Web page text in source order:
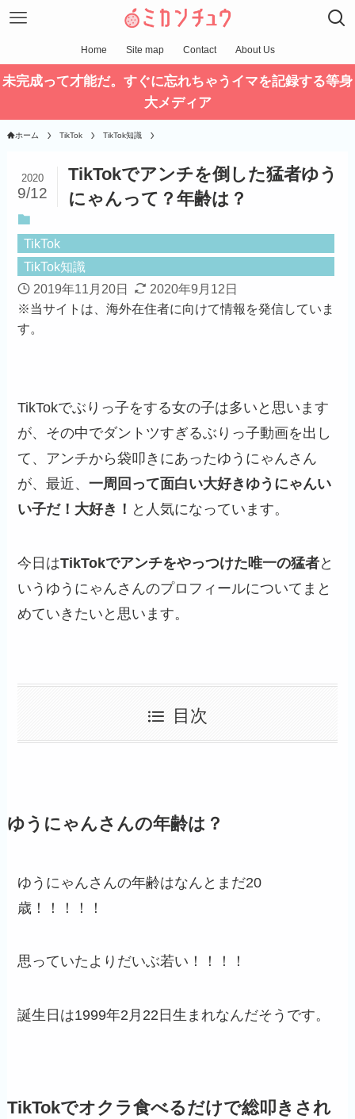
Home Site map Contact About Us
未完成って才能だ。すぐに忘れちゃうイマを記録する等身
大メディア
ホーム TikTok TikTok知識
TikTokでアンチを倒した猛者ゆう
にゃんって？年齢は？
2020
9/12
TikTok
TikTok知識
2019年11月20日
2020年9月12日
※当サイトは、海外在住者に向けて情報を発信していま
す。
TikTokでぶりっ子をする女の子は多いと思います
が、その中でダントツすぎるぶりっ子動画を出し
て、アンチから袋叩きにあったゆうにゃんさん
が、最近、一周回って面白い大好きゆうにゃんい
い子だ！大好き！ と人気になっています。
今日はTikTokでアンチをやっつけた唯一の猛者と
いうゆうにゃんさんのプロフィールについてまと
めていきたいと思います。
目次
ゆうにゃんさんの年齢は？
ゆうにゃんさんの年齢はなんとまだ20
歳！！！！！
思っていたよりだいぶ若い！！！！
誕生日は1999年2月22日生まれなんだそうです。
TikTokでオクラ食べるだけで総叩きされ